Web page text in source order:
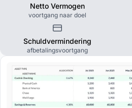
Netto Vermogen
voortgang naar doel
Schuldvermindering
afbetalingsvoortgang